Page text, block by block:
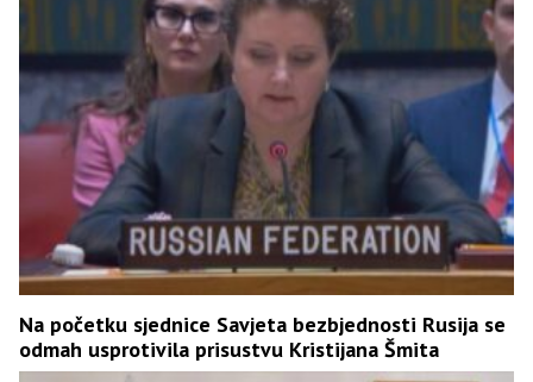
Na početku sjednice Savjeta bezbjednosti Rusija se
odmah usprotivila prisustvu Kristijana Šmita